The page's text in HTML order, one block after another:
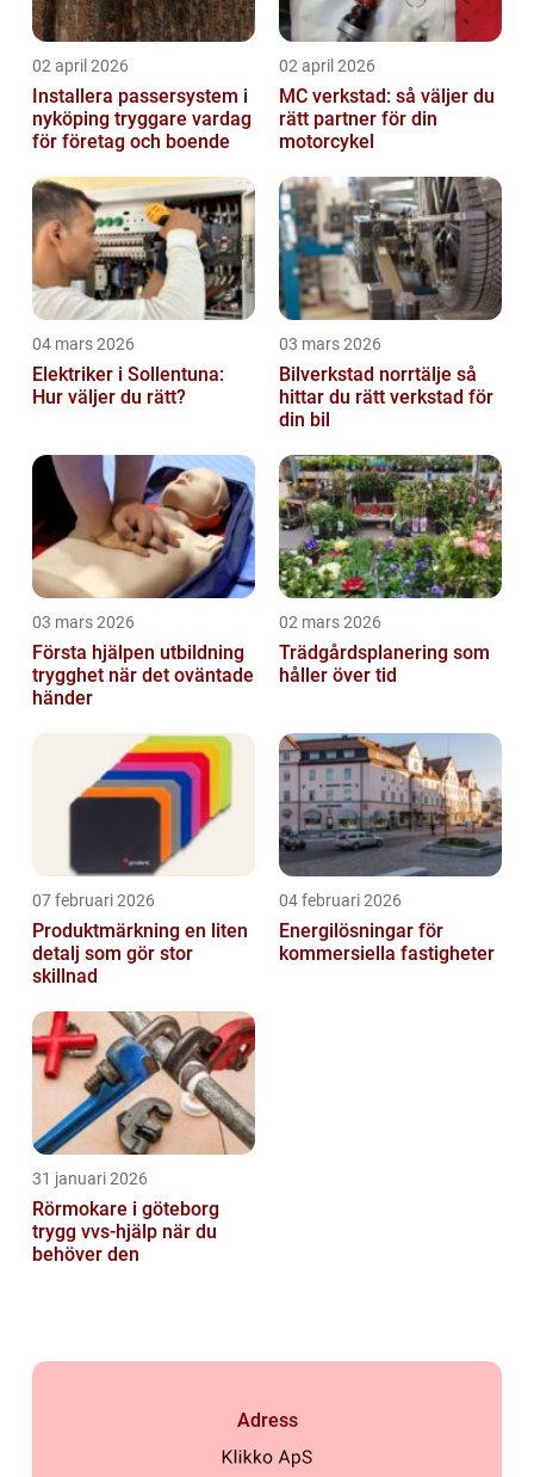
02 april 2026
Installera passersystem i
nyköping tryggare vardag
för företag och boende
02 april 2026
MC verkstad: så väljer du
rätt partner för din
motorcykel
04 mars 2026
Elektriker i Sollentuna:
Hur väljer du rätt?
03 mars 2026
Bilverkstad norrtälje så
hittar du rätt verkstad för
din bil
03 mars 2026
Första hjälpen utbildning
trygghet när det oväntade
händer
02 mars 2026
Trädgårdsplanering som
håller över tid
07 februari 2026
Produktmärkning en liten
detalj som gör stor
skillnad
04 februari 2026
Energilösningar för
kommersiella fastigheter
31 januari 2026
Rörmokare i göteborg
trygg vvs-hjälp när du
behöver den
Adress